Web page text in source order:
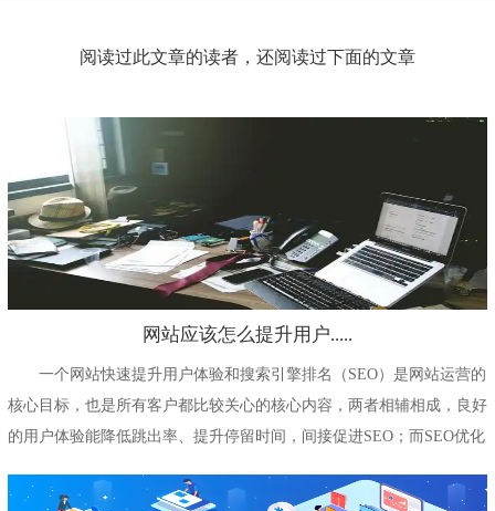
阅读过此文章的读者，还阅读过下面的文章
网站应该怎么提升用户.....
一个网站快速提升用户体验和搜索引擎排名（SEO）是网站运营的
核心目标，也是所有客户都比较关心的核心内容，两者相辅相成，良好
的用户体验能降低跳出率、提升停留时间，间接促进SEO；而SEO优化